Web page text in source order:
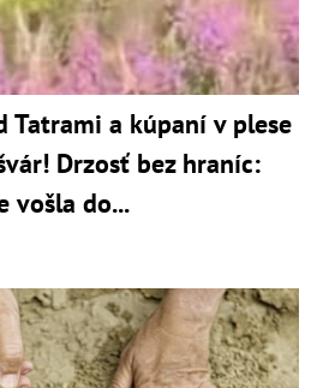
Tatrami a kúpaní v plese
Drzosť bez hraníc:
vošla do...